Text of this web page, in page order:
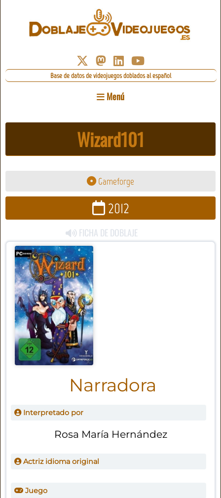
Base de datos de videojuegos doblados al español
Menú
Wizard101
Gameforge
2012
FICHA DE DOBLAJE
Narradora
Interpretado por
Rosa María Hernández
Actriz idioma original
Juego